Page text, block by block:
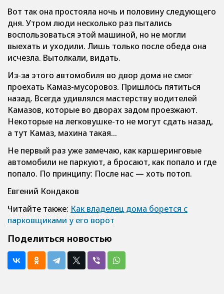
Вот так она простояла ночь и половину следующего
дня. Утром люди несколько раз пытались
воспользоваться этой машиной, но не могли
выехать и уходили. Лишь только после обеда она
исчезла. Вытолкали, видать.
Из-за этого автомобиля во двор дома не смог
проехать Камаз-мусоровоз. Пришлось пятиться
назад. Всегда удивлялся мастерству водителей
Камазов, которые во дворах задом проезжают.
Некоторые на легковушке-то не могут сдать назад,
а тут Камаз, махина такая…
Не первый раз уже замечаю, как каршеринговые
автомобили не паркуют, а бросают, как попало и где
попало. По принципу: После нас — хоть потоп.
Евгений Кондаков
Читайте также: Как владелец дома борется с
парковщиками у его ворот
Поделиться новостью